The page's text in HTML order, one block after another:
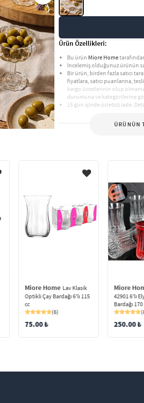
Ürün Özellikleri:
Bu ürün Miore Home
İncelemiş olduğunuz ürünün
Bir ürün, birden fazla satıcı
fiyatlara, satıcı puanlarına,
kargo ücretlerinin olup
durumuna ve kategorilerine
15 gün içinde ücretsiz iade.
ÜRÜNÜN
Miore Home Lav Klasik
Optikli Çay Bardağı 6'lı 115
cc
(6)
75.00 ₺
Miore
42901 6'lı
Bardağı 170
250.00 ₺